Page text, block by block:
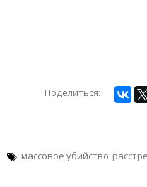
Поделиться:
массовое убийство